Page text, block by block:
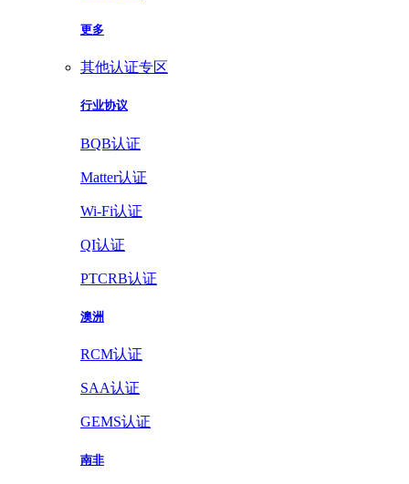
更多
其他认证专区
行业协议
BQB认证
Matter认证
Wi-Fi认证
QI认证
PTCRB认证
澳洲
RCM认证
SAA认证
GEMS认证
南非